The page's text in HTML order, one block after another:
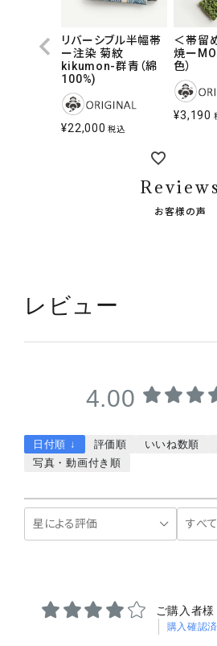
リバーシブル半幅帯
ー注染 菊紋
kikumon-群青（綿
100%)
¥22,000 税込
＜帯留
焼ー
色）
¥3,190
Reviews
お客様の声
レビュー
4.00
日付順 ↓ 評価順 いいね数順
写真・動画付き順
ご購入者様
購入確認